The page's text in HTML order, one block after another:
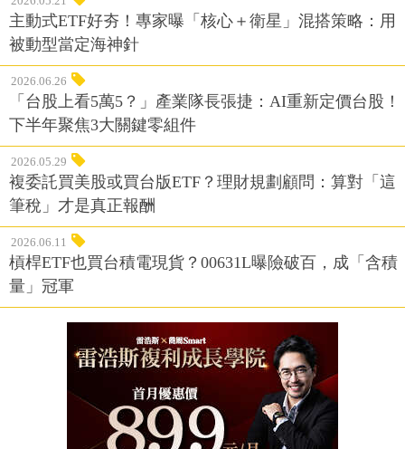
主動式ETF好夯！專家曝「核心＋衛星」混搭策略：用
被動型當定海神針
2026.06.26
「台股上看5萬5？」產業隊長張捷：AI重新定價台股！
下半年聚焦3大關鍵零組件
2026.05.29
複委託買美股或買台版ETF？理財規劃顧問：算對「這
筆稅」才是真正報酬
2026.06.11
槓桿ETF也買台積電現貨？00631L曝險破百，成「含積
量」冠軍